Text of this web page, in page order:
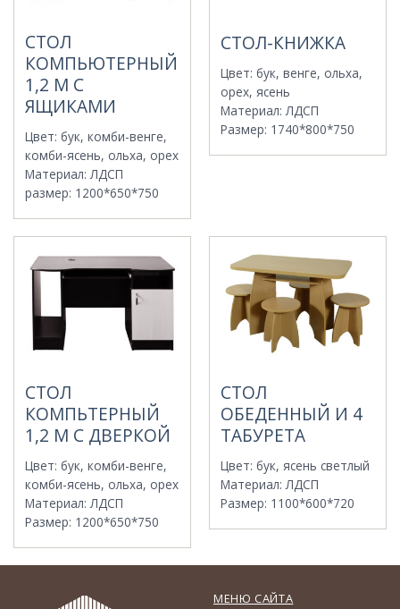
СТОЛ
КОМПЬЮТЕРНЫЙ
1,2 М С
ЯЩИКАМИ
Цвет:бук, комби-венге,
комби-ясень, ольха, орех
Материал: ЛДСП
размер: 1200*650*750
СТОЛ-КНИЖКА
Цвет:бук, венге, ольха,
орех, ясень
Материал: ЛДСП
Размер: 1740*800*750
СТОЛ
КОМПЬТЕРНЫЙ
1,2 М С ДВЕРКОЙ
Цвет:бук, комби-венге,
комби-ясень, ольха, орех
Материал:ЛДСП
Размер: 1200*650*750
СТОЛ
ОБЕДЕННЫЙ И 4
ТАБУРЕТА
Цвет:бук, ясень светлый
Материал:ЛДСП
Размер: 1100*600*720
МЕНЮ САЙТА